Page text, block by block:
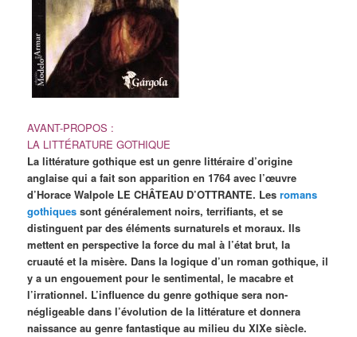
AVANT-PROPOS :
LA LITTÉRATURE GOTHIQUE
La littérature gothique est un genre littéraire d’origine
anglaise qui a fait son apparition en 1764 avec l’œuvre
d’Horace Walpole LE CHÂTEAU D’OTTRANTE. Lesromans
gothiques sont généralement noirs, terrifiants, et se
distinguent par des éléments surnaturels et moraux. Ils
mettent en perspective la force du mal à l’état brut, la
cruauté et la misère. Dans la logique d’un roman gothique, il
y a un engouement pour le sentimental, le macabre et
l’irrationnel. L’influence du genre gothique sera non-
négligeable dans l’évolution de la littérature et donnera
naissance au genre fantastique au milieu du XIXe siècle.